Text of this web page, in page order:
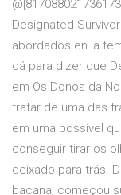
Designated
abordados en la
dá para dizer que
em Os Donos da
tratar de uma das
em uma possível
conseguir tirar os
deixado para trás.
bacana; começou